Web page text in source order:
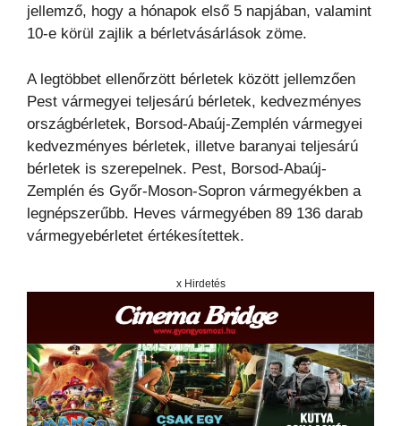
jellemző, hogy a hónapok első 5 napjában, valamint
10-e körül zajlik a bérletvásárlások zöme.
A legtöbbet ellenőrzött bérletek között jellemzően
Pest vármegyei teljesárú bérletek, kedvezményes
országbérletek, Borsod-Abaúj-Zemplén vármegyei
kedvezményes bérletek, illetve baranyai teljesárú
bérletek is szerepelnek. Pest, Borsod-Abaúj-
Zemplén és Győr-Moson-Sopron vármegyékben a
legnépszerűbb. Heves vármegyében 89 136 darab
vármegyebérletet értékesítettek.
x Hirdetés